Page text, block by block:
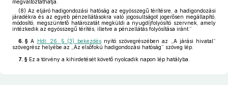
megváltoztathatja.
(8) Az eljáró hadigondozási hatóság az egyösszegű térítésre, a hadigondozási
járadékra és az egyéb pénzellátásokra való jogosultságot jogerősen megállapító,
módosító, megszüntető határozatát megküldi a nyugdíjfolyósító szervnek, amely
intézkedik az egyösszegű térítés, illetve a pénzellátás folyósítása iránt.”
6. § A Hdt. 26. § (3) bekezdésnyitó szövegrészében az „A járási hivatal”
szövegrész helyébe az „Az elsőfokú hadigondozási hatóság” szöveg lép.
7. § Ez a törvény a kihirdetését követő nyolcadik napon lép hatályba.